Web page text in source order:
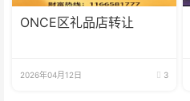
ONCE区礼品店转让
2026年04月12日 3